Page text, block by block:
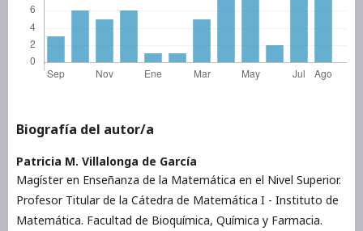
Biografía del autor/a
Patricia M. Villalonga de García
Magíster en Enseñanza de la Matemática en el Nivel Superior.
Profesor Titular de la Cátedra de Matemática I - Instituto de
Matemática. Facultad de Bioquímica, Química y Farmacia.